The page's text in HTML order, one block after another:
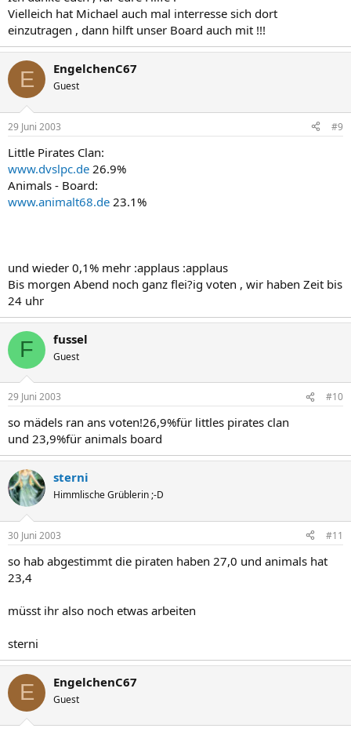
Vielleich hat Michael auch mal interresse sich dort
einzutragen , dann hilft unser Board auch mit !!!
E EngelchenC67
Guest
29 Juni 2003 #9
Little Pirates Clan:
www.dvslpc.de 26.9%
Animals - Board:
www.animalt68.de 23.1%
und wieder 0,1% mehr :applaus :applaus
Bis morgen Abend noch ganz flei?ig voten , wir haben Zeit bis
24 uhr
F fussel
Guest
29 Juni 2003 #10
so mädels ran ans voten!26,9%für littles pirates clan
und 23,9%für animals board
sterni
Himmlische Grüblerin ;-D
30 Juni 2003 #11
so hab abgestimmt die piraten haben 27,0 und animals hat
23,4
müsst ihr also noch etwas arbeiten
sterni
E EngelchenC67
Guest